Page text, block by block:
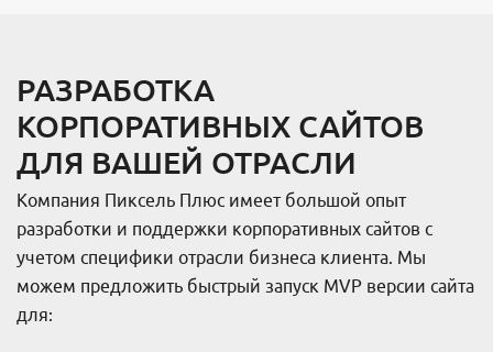
РАЗРАБОТКА
КОРПОРАТИВНЫХ САЙТОВ
ДЛЯ ВАШЕЙ ОТРАСЛИ
Компания Пиксель Плюс имеет большой опыт
разработки и поддержки корпоративных сайтов с
учетом специфики отрасли бизнеса клиента. Мы
можем предложить быстрый запуск MVP версии сайта
для: